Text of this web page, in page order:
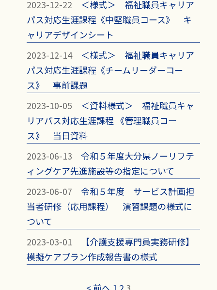
2023-12-22 ＜様式＞ 福祉職員キャリア
パス対応生涯課程《中堅職員コース》 キ
ャリアデザインシート
2023-12-14 ＜様式＞ 福祉職員キャリア
パス対応生涯課程《チームリーダーコー
ス》 事前課題
2023-10-05 ＜資料様式＞ 福祉職員キャ
リアパス対応生涯課程 《管理職員コー
ス》 当日資料
2023-06-13 令和５年度大分県ノーリフテ
ィングケア先進施設等の指定について
2023-06-07 令和５年度 サービス計画担
当者研修（応用課程） 演習課題の様式に
ついて
2023-03-01
【介護支援専門員実務研修】
模擬ケアプラン作成報告書の様式